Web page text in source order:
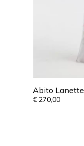
Abito Lanette
€ 270,00